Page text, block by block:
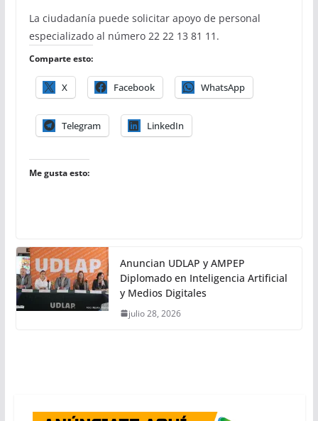
La ciudadanía puede solicitar apoyo de personal
especializado al número 22 22 13 81 11.
Comparte esto:
X Facebook WhatsApp
Telegram LinkedIn
Me gusta esto:
Anuncian UDLAP y AMPEP
Diplomado en Inteligencia Artificial
y Medios Digitales
julio 28, 2026